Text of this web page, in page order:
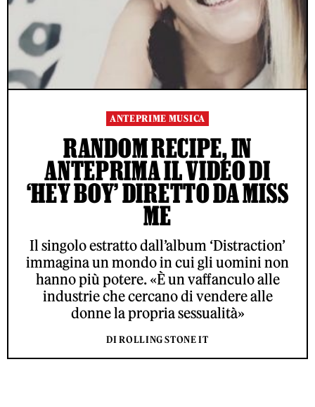
ANTEPRIME MUSICA
RANDOM RECIPE, IN
ANTEPRIMA IL VIDEO DI
‘HEY BOY’ DIRETTO DA MISS
ME
Il singolo estratto dall’album ‘Distraction’
immagina un mondo in cui gli uomini non
hanno più potere. «È un vaffanculo alle
industrie che cercano di vendere alle
donne la propria sessualità»
DI ROLLING STONE IT